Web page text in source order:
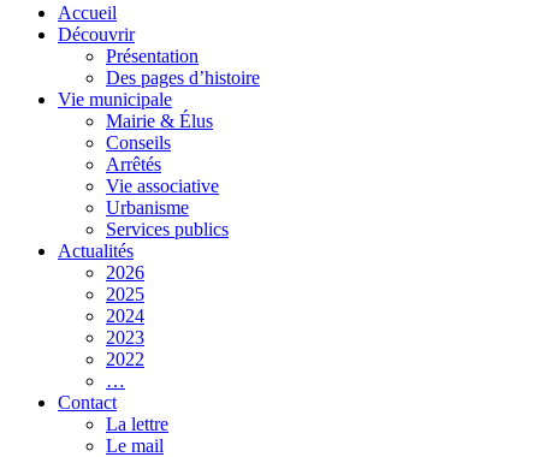
Accueil
Découvrir
Présentation
Des pages d’histoire
Vie municipale
Mairie & Élus
Conseils
Arrêtés
Vie associative
Urbanisme
Services publics
Actualités
2026
2025
2024
2023
2022
…
Contact
La lettre
Le mail